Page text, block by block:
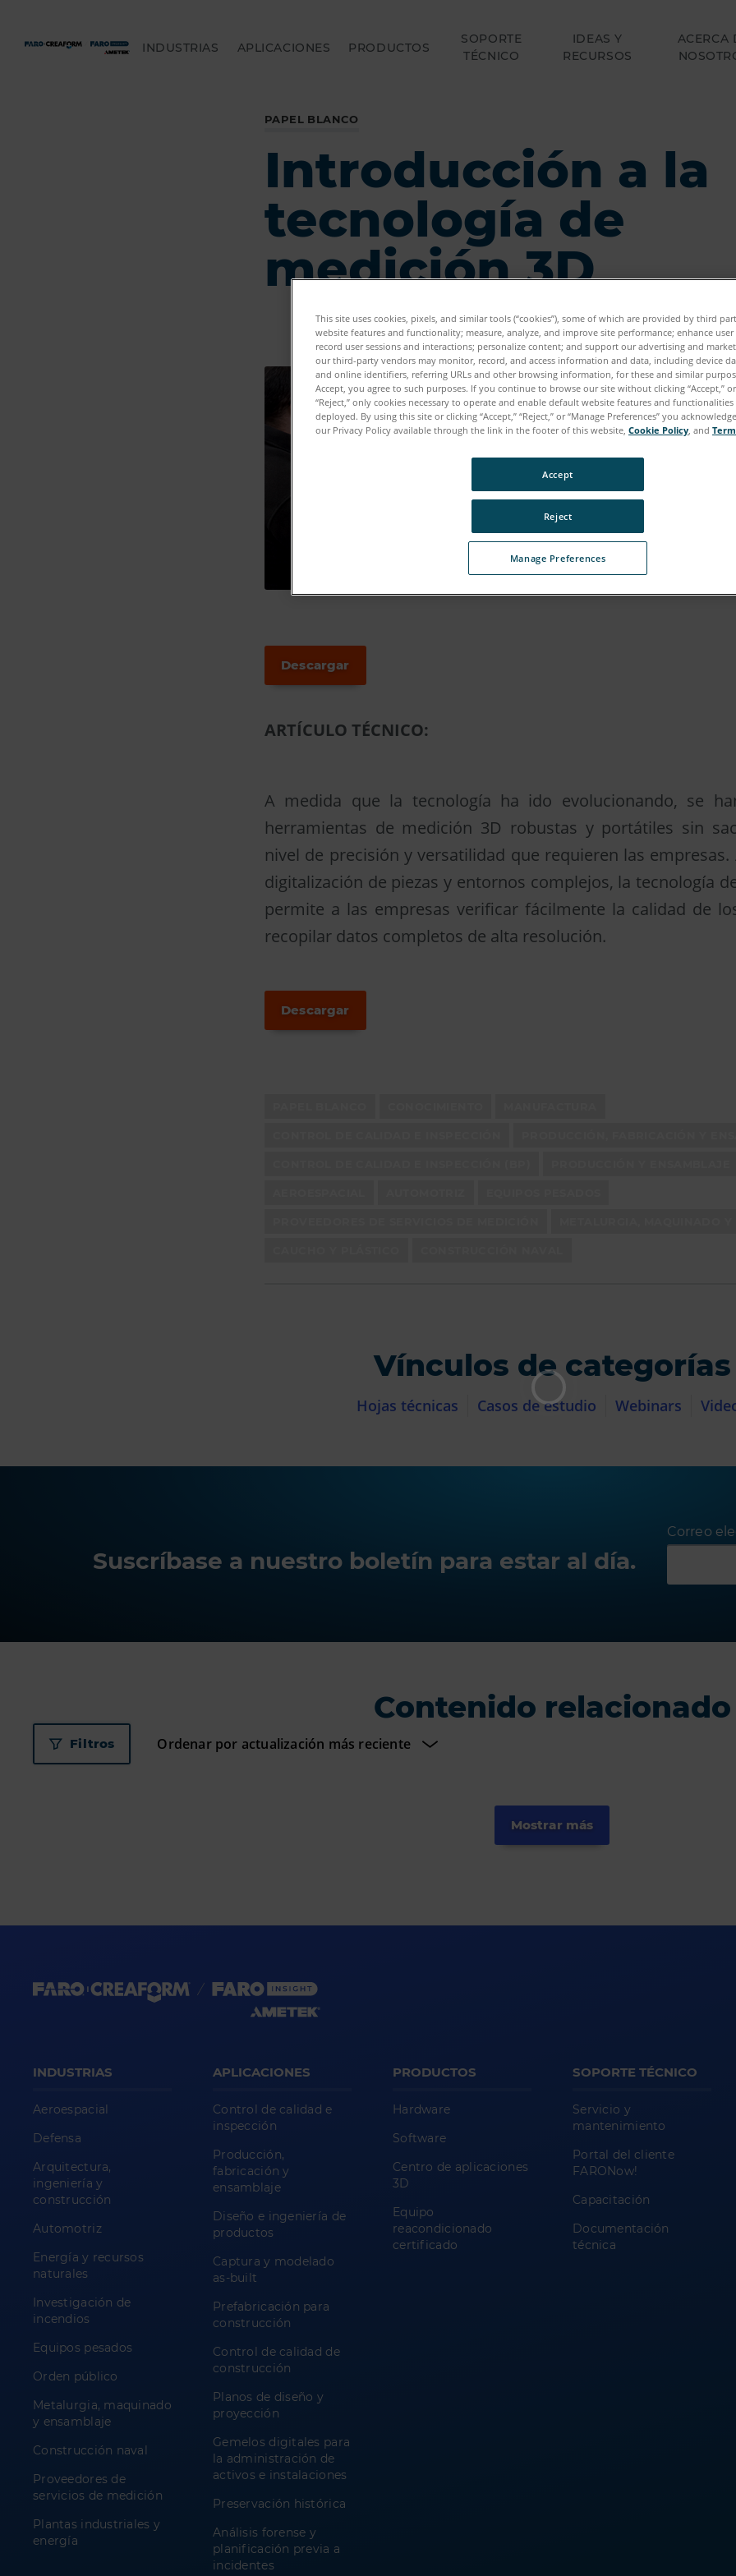
INDUSTRIAS APLICACIONES PRODUCTOS
SOPORTE
TÉCNICO
IDEAS Y
RECURSOS
ACERCA
PAPEL BLANCO
Introducción a la
tecnología de
medición 3D
Descargar
ARTÍCULO TÉCNICO:
A medida que la tecnología ha ido evolucionando, se
herramientas de medición 3D robustas y portátiles sin
nivel de precisión y versatilidad que requieren las empresas.
digitalización de piezas y entornos complejos, la tecnología
permite a las empresas verificar fácilmente la calidad de
recopilar datos completos de alta resolución.
Descargar
Vínculos de categorías
Hojas técnicas Casos de estudio Webinars
Suscríbase a nuestro boletín para estar al día.
Correo
Contenido relacionado
Filtros
Mostrar más
INDUSTRIAS
Aeroespacial
Defensa
Arquitectura,
ingeniería y
construcción
Automotriz
Energía y recursos
naturales
Investigación de
incendios
Equipos pesados
Orden público
Metalurgia, maquinado
y ensamblaje
Construcción naval
Proveedores de
servicios de medición
Plantas industriales y
energía
APLICACIONES
Control de calidad e
inspección
Producción,
fabricación y
ensamblaje
Diseño e ingeniería de
productos
Captura y modelado
as-built
Prefabricación para
construcción
Control de calidad de
construcción
Planos de diseño y
proyección
Gemelos digitales para
la administración de
activos e instalaciones
Preservación histórica
Análisis forense y
planificación previa a
incidentes
PRODUCTOS
Hardware
Software
Centro de aplicaciones
3D
Equipo
reacondicionado
certificado
SOPORTE TÉCNICO
Servicio y
mantenimiento
Portal del cliente
FARONow!
Capacitación
Documentación
técnica
This site uses cookies, pixels, and similar tools (“cookies”), some of which are provided by third
website features and functionality; measure, analyze, and improve site performance; enhance user
record user sessions and interactions; personalize content; and support our advertising and
our third-party vendors may monitor, record, and access information and data, including device
and online identifiers, referring URLs and other browsing information, for these and similar
Accept, you agree to such purposes. If you continue to browse our site without clicking “Accept,”
“Reject,” only cookies necessary to operate and enable default website features and
deployed. By using this site or clicking “Accept,” “Reject,” or “Manage Preferences” you
our Privacy Policy available through the link in the footer of this website, Cookie Policy , and
Manage Preferences
Reject
Accept